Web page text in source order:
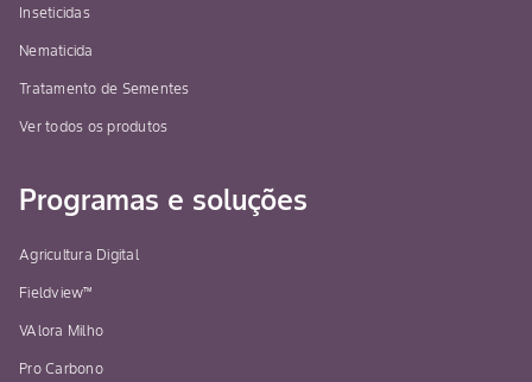
Inseticidas
Nematicida
Tratamento de Sementes
Ver todos os produtos
Programas e soluções
Agricultura Digital
Fieldview™
VAlora Milho
Pro Carbono